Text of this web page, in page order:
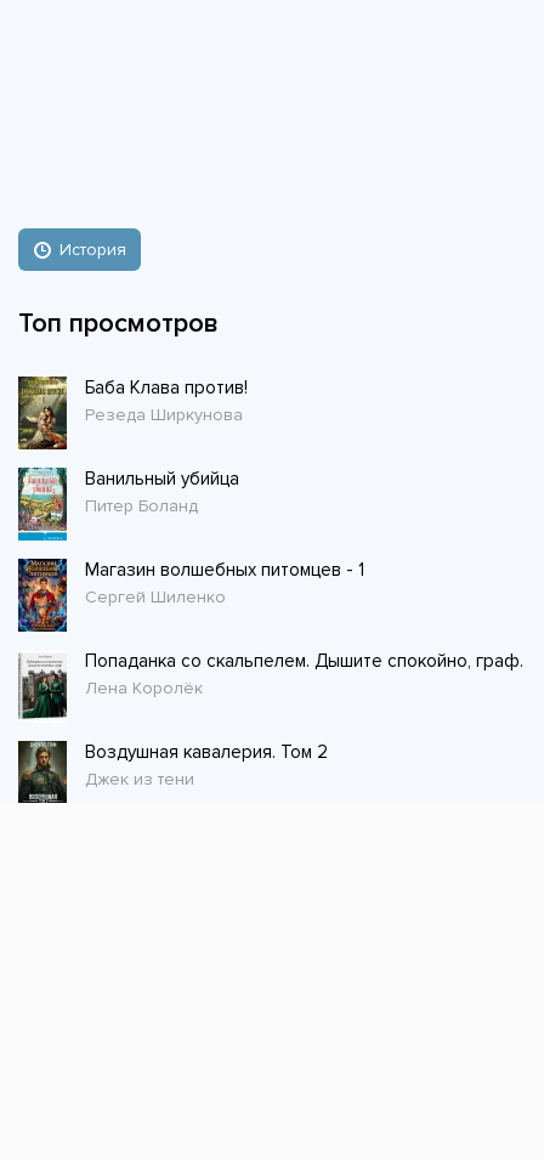
История
Топ просмотров
Баба Клава против!
Резеда Ширкунова
Ванильный убийца
Питер Боланд
Магазин волшебных питомцев - 1
Сергей Шиленко
Попаданка со скальпелем. Дышите спокойно, граф.
Лена Королёк
Воздушная кавалерия. Том 2
Джек из тени